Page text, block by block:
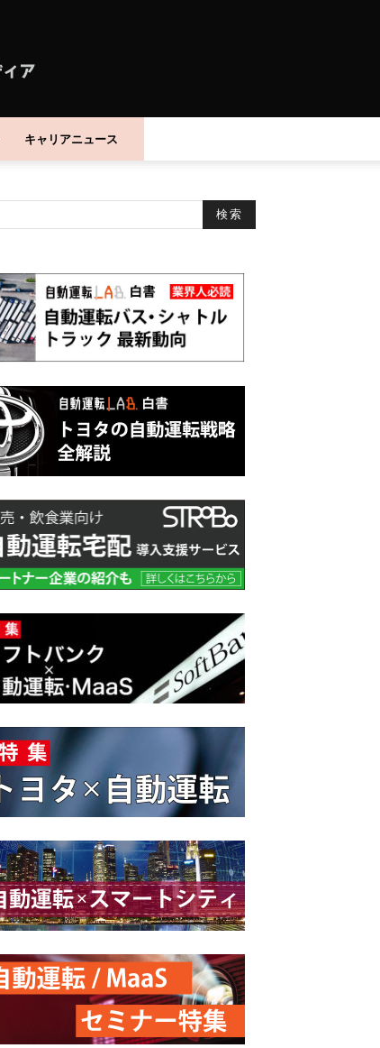
キャリアニュース